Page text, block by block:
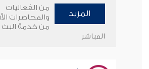
وأمنهم من خوف 9
سلسلة محاضرات نفحات
المزيد
من الفعاليات
والمحاضرات
من خدمة البث
المباشر